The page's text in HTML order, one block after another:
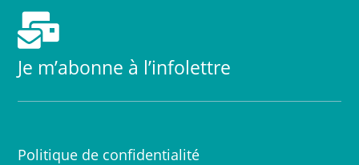

Je m’abonne à l’infolettre
Politique de confidentialité